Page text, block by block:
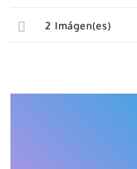
2 Imágen(es)